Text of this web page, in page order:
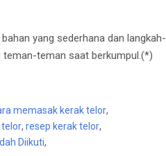
yang sederhana dan langkah-
teman-teman saat berkumpul.(*)
memasak kerak telor,
telor, resep kerak telor,
Diikuti,